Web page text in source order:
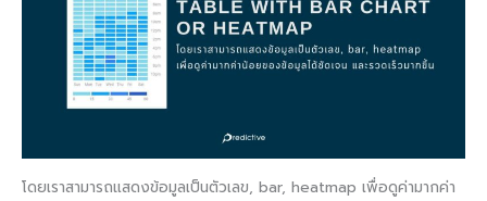
โดยเราสามารถแสดงข้อมูลเป็นตัวเลข, bar, heatmap เพื่อดูค่ามากค่า